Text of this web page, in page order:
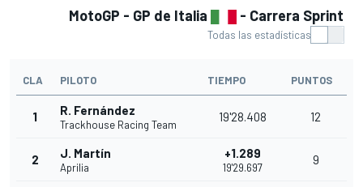
MotoGP - GP de Italia - Carrera Sprint
Todas las estadísticas
CLA PILOTO TIEMPO PUNTOS
1 R. Fernández
Trackhouse Racing Team
19'28.408 12
2 J. Martín
Aprilia
+1.289
19'29.697
9